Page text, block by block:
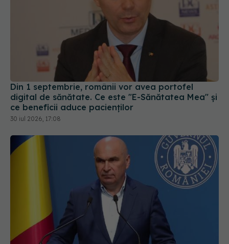
Din 1 septembrie, românii vor avea portofel
digital de sănătate. Ce este "E-Sănătatea Mea" și
ce beneficii aduce pacienților
30 iul 2026, 17:08